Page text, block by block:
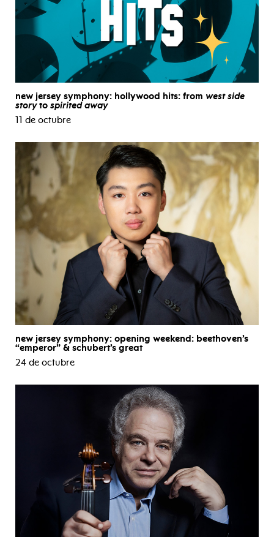
new jersey symphony: hollywood hits: from west side
storyto spirited away
11 de octubre
new jersey symphony: opening weekend: beethoven’s
“emperor” & schubert’s great
24 de octubre